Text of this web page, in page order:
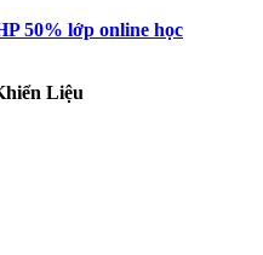
50% lớp online học
Liệu